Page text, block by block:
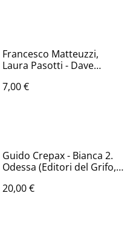
Francesco Matteuzzi,
Laura Pasotti - Dave
7,00 €
Guido Crepax - Bianca 2.
Odessa (Editori del Grifo,
20,00 €